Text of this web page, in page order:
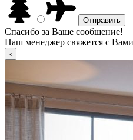
Спасибо за Ваше сообщение!
Наш менеджер свяжется с